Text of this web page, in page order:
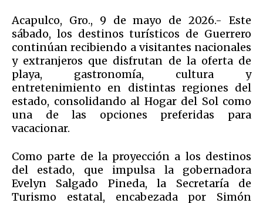
Acapulco, Gro., 9 de mayo de 2026.- Este
sábado, los destinos turísticos de Guerrero
continúan recibiendo a visitantes nacionales
y extranjeros que disfrutan de la oferta de
playa, gastronomía, cultura y
entretenimiento en distintas regiones del
estado, consolidando al Hogar del Sol como
una de las opciones preferidas para
vacacionar.
Como parte de la proyección a los destinos
del estado, que impulsa la gobernadora
Evelyn Salgado Pineda, la Secretaría de
Turismo estatal, encabezada por Simón